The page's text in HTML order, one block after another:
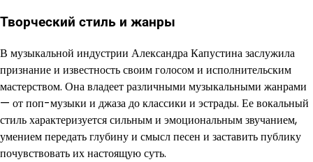
Творческий стиль и жанры
В музыкальной индустрии Александра Капустина заслужила
признание и известность своим голосом и исполнительским
мастерством. Она владеет различными музыкальными жанрами
— от поп-музыки и джаза до классики и эстрады. Ее вокальный
стиль характеризуется сильным и эмоциональным звучанием,
умением передать глубину и смысл песен и заставить публику
почувствовать их настоящую суть.